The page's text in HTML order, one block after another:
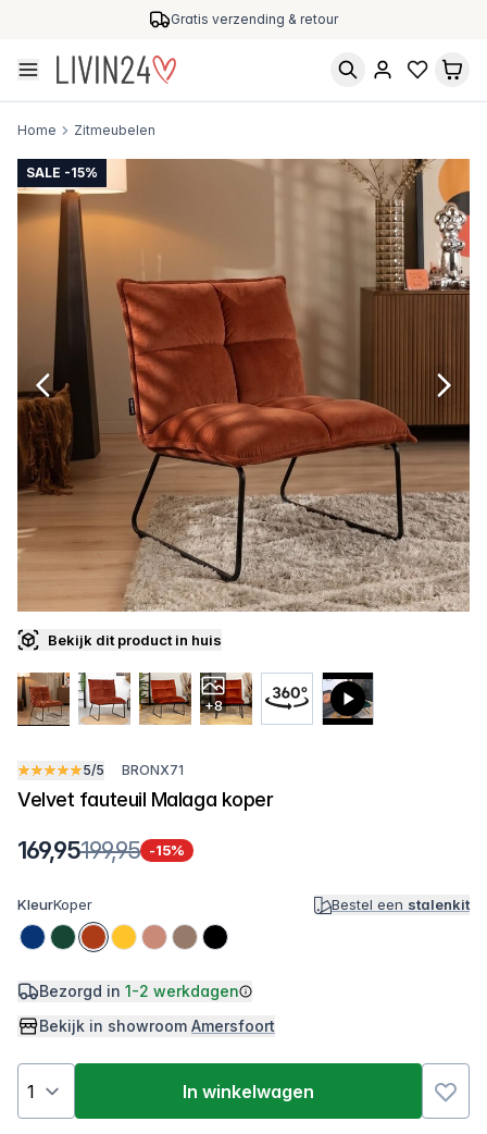
Gratis verzending & retour
Home Zitmeubelen
SALE -15%
Bekijk dit product in huis
+8
5/5 BRONX71
Velvet fauteuil Malaga koper
169,95199,95 -15%
KleurKoper Bestel een stalenkit
Bezorgd in 1-2 werkdagen
Bekijk in showroom Amersfoort
In winkelwagen